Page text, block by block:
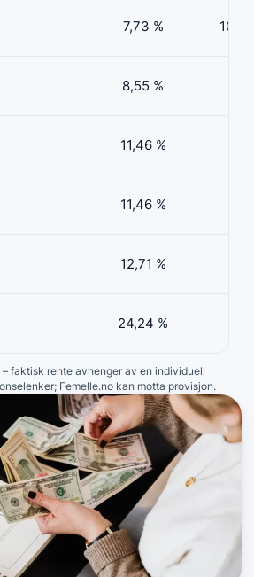
7,73 % 100
8,55 %
11,46 %
11,46 %
12,71 %
24,24 %
– faktisk rente avhenger av en individuell
Femelle.no kan motta provisjon.